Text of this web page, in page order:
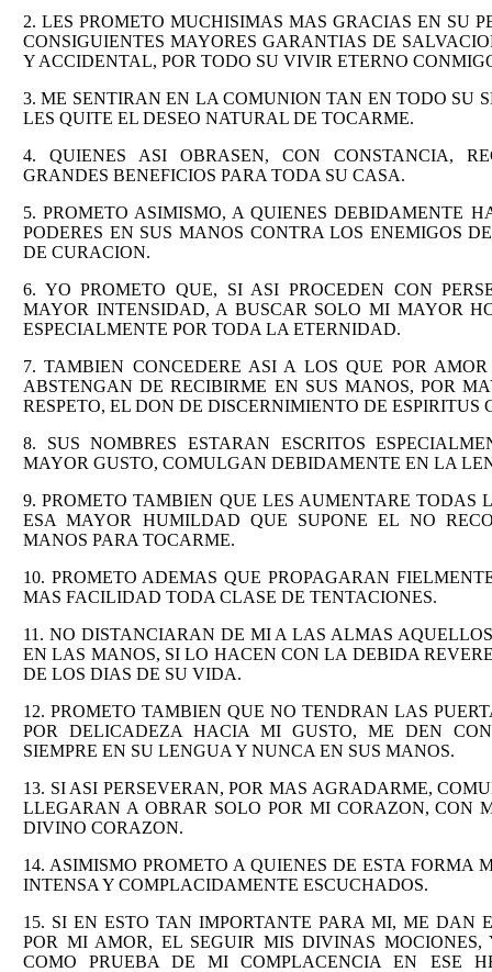
2. LES PROMETO MUCHISIMAS MAS GRACIAS EN SU
CONSIGUIENTES MAYORES GARANTIAS DE
Y ACCIDENTAL, POR TODO SU VIVIR ETERNO
3. ME SENTIRAN EN LA COMUNION TAN EN TODO SU
LES QUITE EL DESEO NATURAL DE TOCARME.
4. QUIENES ASI OBRASEN, CON CONSTANCIA,
GRANDES BENEFICIOS PARA TODA SU CASA.
5. PROMETO ASIMISMO, A QUIENES DEBIDAMENTE
PODERES EN SUS MANOS CONTRA LOS ENEMIGOS
DE CURACION.
6. YO PROMETO QUE, SI ASI PROCEDEN CON
MAYOR INTENSIDAD, A BUSCAR SOLO MI MAYOR
ESPECIALMENTE POR TODA LA ETERNIDAD.
7. TAMBIEN CONCEDERE ASI A LOS QUE POR
ABSTENGAN DE RECIBIRME EN SUS MANOS, POR
RESPETO, EL DON DE DISCERNIMIENTO DE
8. SUS NOMBRES ESTARAN ESCRITOS
MAYOR GUSTO, COMULGAN DEBIDAMENTE EN LA
9. PROMETO TAMBIEN QUE LES AUMENTARE TODAS
ESA MAYOR HUMILDAD QUE SUPONE EL NO
MANOS PARA TOCARME.
10. PROMETO ADEMAS QUE PROPAGARAN
MAS FACILIDAD TODA CLASE DE TENTACIONES.
11. NO DISTANCIARAN DE MI A LAS ALMAS
EN LAS MANOS, SI LO HACEN CON LA DEBIDA
DE LOS DIAS DE SU VIDA.
12. PROMETO TAMBIEN QUE NO TENDRAN LAS
POR DELICADEZA HACIA MI GUSTO, ME DEN
SIEMPRE EN SU LENGUA Y NUNCA EN SUS MANOS.
13. SI ASI PERSEVERAN, POR MAS AGRADARME,
LLEGARAN A OBRAR SOLO POR MI CORAZON, CON
DIVINO CORAZON.
14. ASIMISMO PROMETO A QUIENES DE ESTA FORMA
INTENSA Y COMPLACIDAMENTE ESCUCHADOS.
15. SI EN ESTO TAN IMPORTANTE PARA MI, ME DAN
POR MI AMOR, EL SEGUIR MIS DIVINAS MOCIONES,
COMO PRUEBA DE MI COMPLACENCIA EN ESE